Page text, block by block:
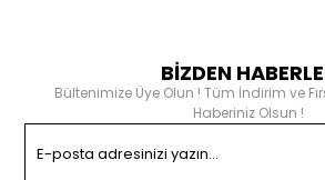
BİZDEN
Bültenimize Üye Olun ! Tüm İndirim ve
Haberiniz Olsun !